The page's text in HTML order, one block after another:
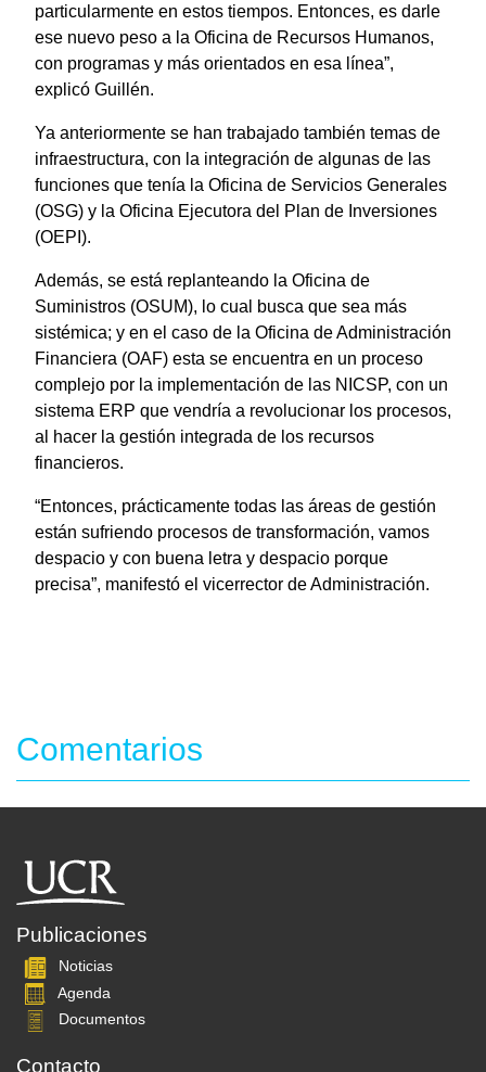
particularmente en estos tiempos. Entonces, es darle
ese nuevo peso a la Oficina de Recursos Humanos,
con programas y más orientados en esa línea”,
explicó Guillén.
Ya anteriormente se han trabajado también temas de
infraestructura, con la integración de algunas de las
funciones que tenía la Oficina de Servicios Generales
(OSG) y la Oficina Ejecutora del Plan de Inversiones
(OEPI).
Además, se está replanteando la Oficina de
Suministros (OSUM), lo cual busca que sea más
sistémica; y en el caso de la Oficina de Administración
Financiera (OAF) esta se encuentra en un proceso
complejo por la implementación de las NICSP, con un
sistema ERP que vendría a revolucionar los procesos,
al hacer la gestión integrada de los recursos
financieros.
“Entonces, prácticamente todas las áreas de gestión
están sufriendo procesos de transformación, vamos
despacio y con buena letra y despacio porque
precisa”, manifestó el vicerrector de Administración.
Comentarios
Publicaciones
Noticias
Agenda
Documentos
Contacto